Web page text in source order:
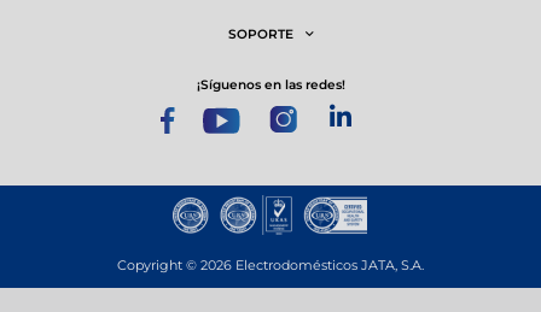
SOPORTE
¡síguenos en las redes!
Copyright © 2026 Electrodomésticos JATA, S.A.